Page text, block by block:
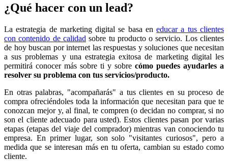
¿Qué hacer con un lead?
La estrategia de marketing digital se basa eneducar a tus clientes
con contenido de calidad sobre tu producto o servicio. Los clientes
de hoy buscan por internet las respuestas y soluciones que necesitan
a sus problemas y una estrategia exitosa de marketing digital les
permitirá conocer más sobre ti y sobre cómo puedes ayudarles a
resolver su problema con tus servicios/producto.
En otras palabras, "acompañarás" a tus clientes en su proceso de
compra ofreciéndoles toda la información que necesitan para que te
conozcan mejor y, al final, te compren (o decidan no comprar, si no
son el cliente adecuado para usted). Estos clientes pasan por varias
etapas (etapas del viaje del comprador) mientras van conociendo tu
empresa. En primer lugar, son solo "visitantes curiosos", pero a
medida que se interesan más en tu oferta, cambian su estado como
cliente.